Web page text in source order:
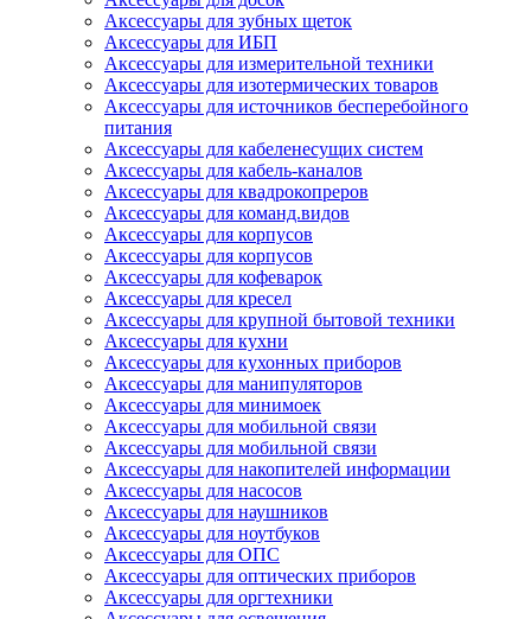
Аксессуары для зубных щеток
Аксессуары для ИБП
Аксессуары для измерительной техники
Аксессуары для изотермических товаров
Аксессуары для источников бесперебойного
питания
Аксессуары для кабеленесущих систем
Аксессуары для кабель-каналов
Аксессуары для квадрокопреров
Аксессуары для команд.видов
Аксессуары для корпусов
Аксессуары для корпусов
Аксессуары для кофеварок
Аксессуары для кресел
Аксессуары для крупной бытовой техники
Аксессуары для кухни
Аксессуары для кухонных приборов
Аксессуары для манипуляторов
Аксессуары для минимоек
Аксессуары для мобильной связи
Аксессуары для мобильной связи
Аксессуары для накопителей информации
Аксессуары для насосов
Аксессуары для наушников
Аксессуары для ноутбуков
Аксессуары для ОПС
Аксессуары для оптических приборов
Аксессуары для оргтехники